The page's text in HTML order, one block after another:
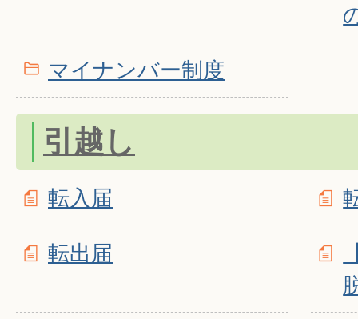
マイナンバー制度
引越し
転入届
転出届